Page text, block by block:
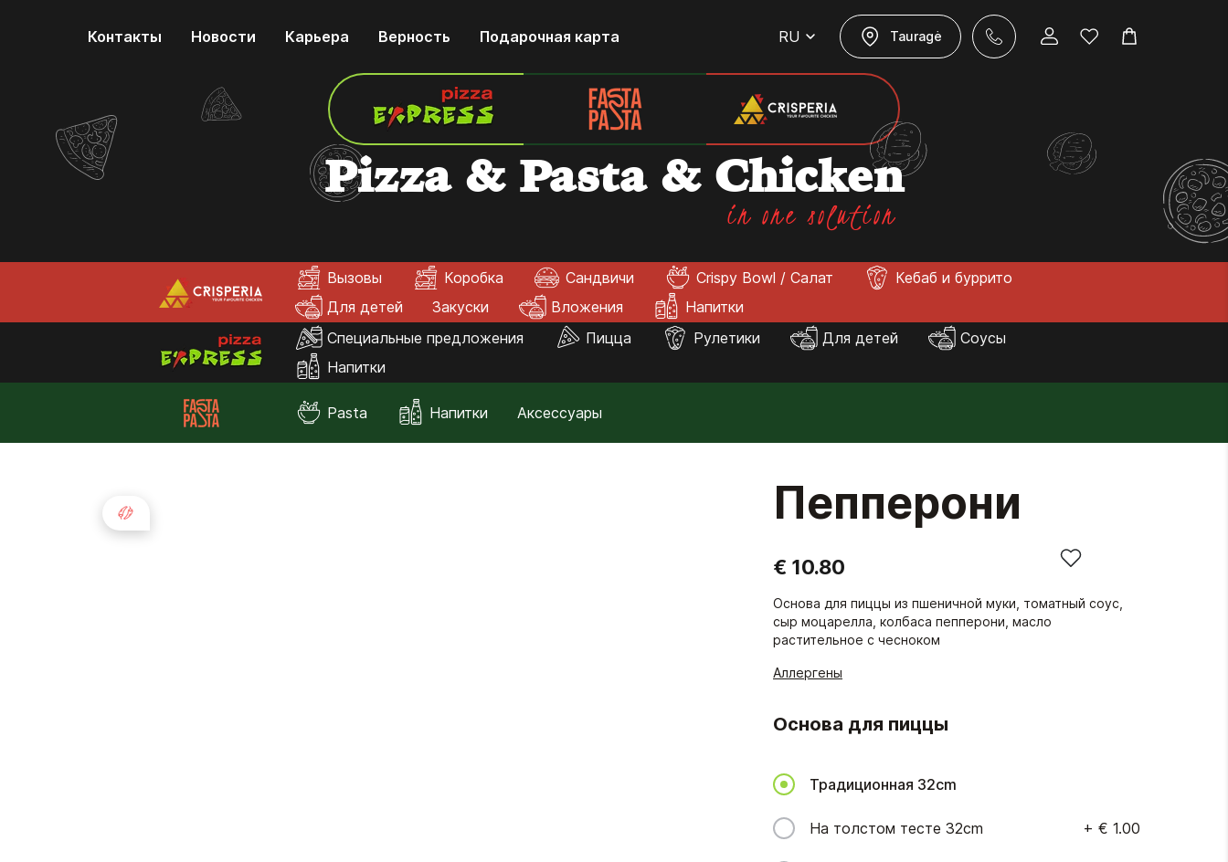
Контакты Новости Карьера Верность Подарочная карта RU Tauragė
Pizza & Pasta & Chicken
in one solution
Вызовы Коробка Сандвичи Crispy Bowl / Салат
Кебаб и буррито
Для детей
Закуски Вложения
Напитки
Специальные предложения
Пицца Рулетики Для детей
Соусы
Напитки
Pasta Напитки Аксессуары
Пепперони
€ 10.80
Основа для пиццы из пшеничной муки, томатный соус,
сыр моцарелла, колбаса пепперони, масло
растительное с чесноком
Аллергены
Основа для пиццы
Традиционная 32cm
На толстом тесте 32cm + € 1.00